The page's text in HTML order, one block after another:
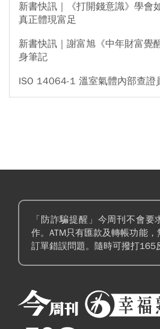
新書快訊｜《打開錢意識》學會
真正體現富足
新書快訊｜謝富旭《中年財富覺
身筆記
ISO 14064-1 溫室氣體內部查證
「防詐騙提醒」今周刊不會要
作。ATM只有匯款及轉帳功能
訂單錯誤問題。隨時可撥打165